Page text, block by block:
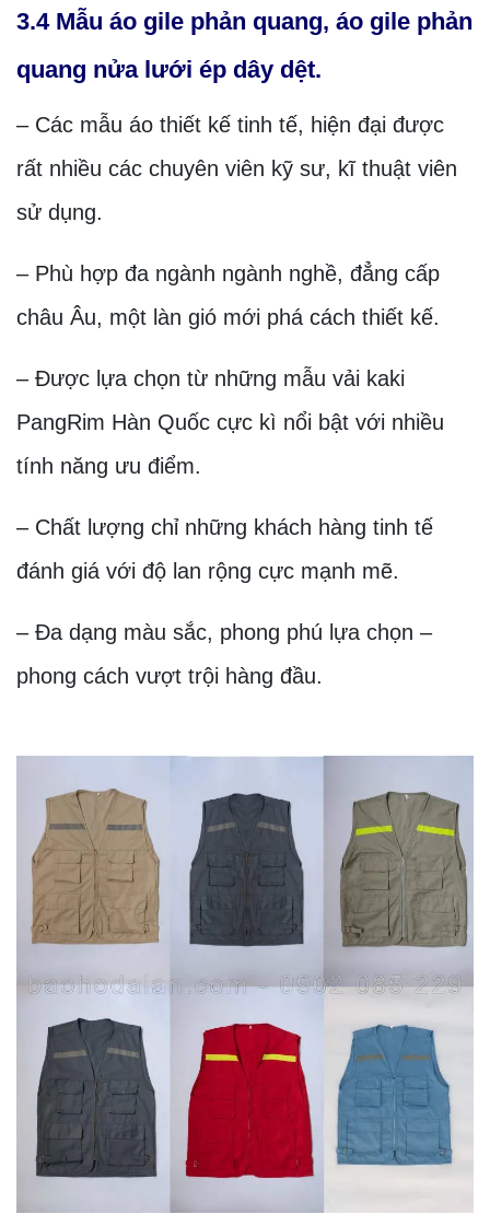
3.4 Mẫu áo gile phản quang, áo gile phản
quang nửa lưới ép dây dệt.
– Các mẫu áo thiết kế tinh tế, hiện đại được
rất nhiều các chuyên viên kỹ sư, kĩ thuật viên
sử dụng.
– Phù hợp đa ngành ngành nghề, đẳng cấp
châu Âu, một làn gió mới phá cách thiết kế.
– Được lựa chọn từ những mẫu vải kaki
PangRim Hàn Quốc cực kì nổi bật với nhiều
tính năng ưu điểm.
– Chất lượng chỉ những khách hàng tinh tế
đánh giá với độ lan rộng cực mạnh mẽ.
– Đa dạng màu sắc, phong phú lựa chọn –
phong cách vượt trội hàng đầu.